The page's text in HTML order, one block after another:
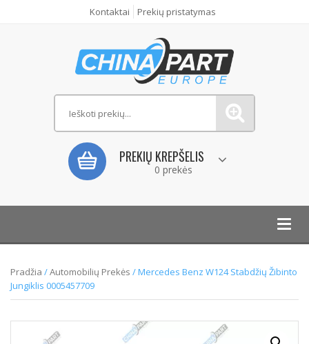
Kontaktai Prekių pristatymas
PREKIŲ KREPŠELIS
0 prekės
Pradžia /Automobilių Prekės / Mercedes Benz W124 Stabdžių Žibinto
Jungiklis 0005457709